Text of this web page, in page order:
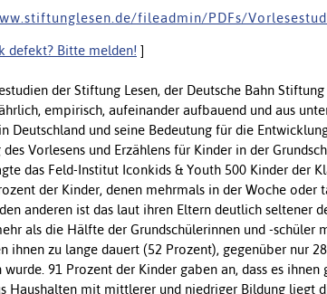
w . s t i f t u n g l e s e n . d e / f i l e a d m i n / P D F s / V o r l e s e s t u
defekt? Bitte melden! ]
der Stiftung Lesen, der Deutsche Bahn
empirisch, aufeinander aufbauend und aus
Deutschland und seine Bedeutung für die
des Vorlesens und Erzählens für Kinder in der
das Feld-Institut Iconkids & Youth 500 Kinder der
der Kinder, denen mehrmals in der Woche
anderen ist das laut ihren Eltern deutlich seltener
als die Hälfte der Grundschülerinnen und -
ihnen zu lange dauert (52 Prozent), gegenüber nur
wurde. 91 Prozent der Kinder gaben an, dass es
Haushalten mit mittlerer und niedriger Bildung liegt